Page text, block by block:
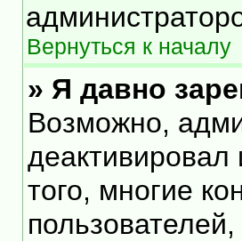
Вернуться к началу
» Я давно
Возможно,
того, многие